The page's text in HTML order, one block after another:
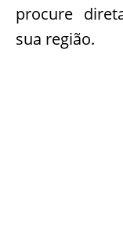
procure
sua região.